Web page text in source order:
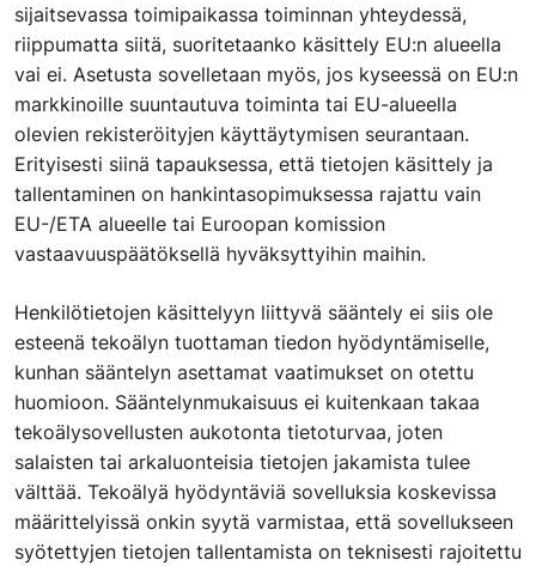
sijaitsevassa toimipaikassa toiminnan yhteydessä,
riippumatta siitä, suoritetaanko käsittely EU:n alueella
vai ei. Asetusta sovelletaan myös, jos kyseessä on EU:n
markkinoille suuntautuva toiminta tai EU-alueella
olevien rekisteröityjen käyttäytymisen seurantaan.
Erityisesti siinä tapauksessa, että tietojen käsittely ja
tallentaminen on hankintasopimuksessa rajattu vain
EU-/ETA alueelle tai Euroopan komission
vastaavuuspäätöksellä hyväksyttyihin maihin.
Henkilötietojen käsittelyyn liittyvä sääntely ei siis ole
esteenä tekoälyn tuottaman tiedon hyödyntämiselle,
kunhan sääntelyn asettamat vaatimukset on otettu
huomioon. Sääntelynmukaisuus ei kuitenkaan takaa
tekoälysovellusten aukotonta tietoturvaa, joten
salaisten tai arkaluonteisia tietojen jakamista tulee
välttää. Tekoälyä hyödyntäviä sovelluksia koskevissa
määrittelyissä onkin syytä varmistaa, että sovellukseen
syötettyjen tietojen tallentamista on teknisesti rajoitettu